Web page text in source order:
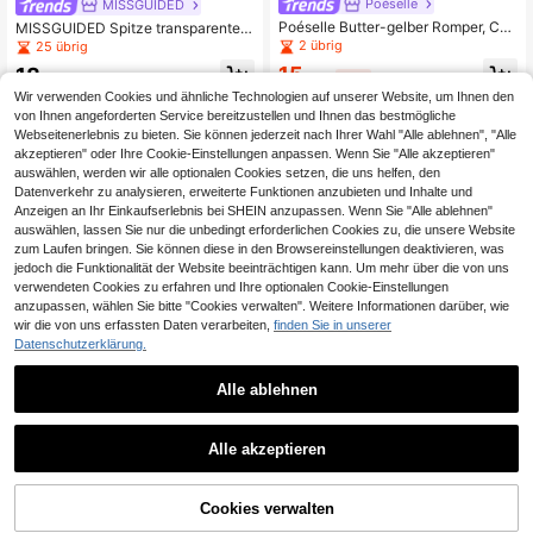
MISSGUIDED
MISSGUIDED Spitze transparente R
omper Braun Schokolade Bustier Mi
ni Kleid Romper mit Rüschen asym
metrischem Saum und Herzaussch
nitt
25 übrig
18
es sexy Bodycon-Spitzen-Romper i
11
Poéselle
Poéselle Butter-gelber Romper, Cul
otte-Hose, Jumpsuit, plissiertes De
sign, Bindedekoration, Strandoutfit f
ür Frauen, Urlaubsoutfit für Frauen,
Damen Sommer Lässig einfarbiger
Playsuit, geeignet für den täglichen
Gebrauch, Ausgehen, Urlaub, Date
s, Feiertage und andere Anlässe
2 übrig
15
hnitt Taillen-cinching-romper Für D
21 übrig
6,80€ -38%
Wir verwenden Cookies und ähnliche Technologien auf unserer Website, um Ihnen den
von Ihnen angeforderten Service bereitzustellen und Ihnen das bestmögliche
Webseitenerlebnis zu bieten. Sie können jederzeit nach Ihrer Wahl "Alle ablehnen", "Alle
akzeptieren" oder Ihre Cookie-Einstellungen anpassen. Wenn Sie "Alle akzeptieren"
auswählen, werden wir alle optionalen Cookies setzen, die uns helfen, den
Datenverkehr zu analysieren, erweiterte Funktionen anzubieten und Inhalte und
Anzeigen an Ihr Einkaufserlebnis bei SHEIN anzupassen. Wenn Sie "Alle ablehnen"
auswählen, lassen Sie nur die unbedingt erforderlichen Cookies zu, die unsere Website
zum Laufen bringen. Sie können diese in den Browsereinstellungen deaktivieren, was
jedoch die Funktionalität der Website beeinträchtigen kann. Um mehr über die von uns
verwendeten Cookies zu erfahren und Ihre optionalen Cookie-Einstellungen
anzupassen, wählen Sie bitte "Cookies verwalten". Weitere Informationen darüber, wie
wir die von uns erfassten Daten verarbeiten, finden Sie in unserer
Datenschutzerklärung.
Alle ablehnen
Alle akzeptieren
Cookies verwalten